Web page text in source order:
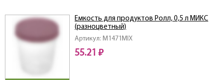
Артикул: M1471MIX
Емкость для продуктов Ролл, 0,5 л МИКС
(разноцветный)
55.21 ₽